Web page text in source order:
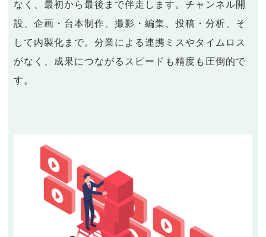
なく、最初から最後まで伴走します。チャンネル開
設、企画・台本制作、撮影・編集、投稿・分析、そ
して内製化まで。分業による連携ミスやタイムロス
がなく、成果につながるスピードも精度も圧倒的で
す。